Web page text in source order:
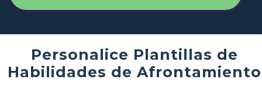
Personalice Plantillas de
Habilidades de Afrontamiento